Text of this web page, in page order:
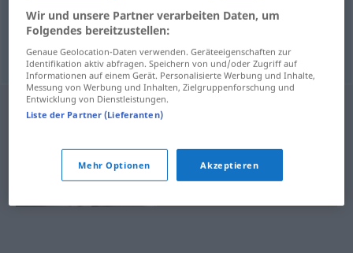
Einfuhrf import
Wir und unsere Partner verarbeiten Daten, um
Folgendes bereitzustellen:
Genaue Geolocation-Daten verwenden. Geräteeigenschaften zur
Identifikation aktiv abfragen. Speichern von und/oder Zugriff auf
Informationen auf einem Gerät. Personalisierte Werbung und Inhalte,
Messung von Werbung und Inhalten, Zielgruppenforschung und
Entwicklung von Dienstleistungen.
Liste der Partner (Lieferanten)
Mehr Optionen Akzeptieren